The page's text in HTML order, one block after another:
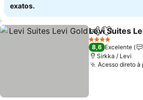
exatos.
PartilharAdicionar
Levi Suites
4 Estrelas
8,6 Excelente
Sirkka / Levi
Acesso direto à